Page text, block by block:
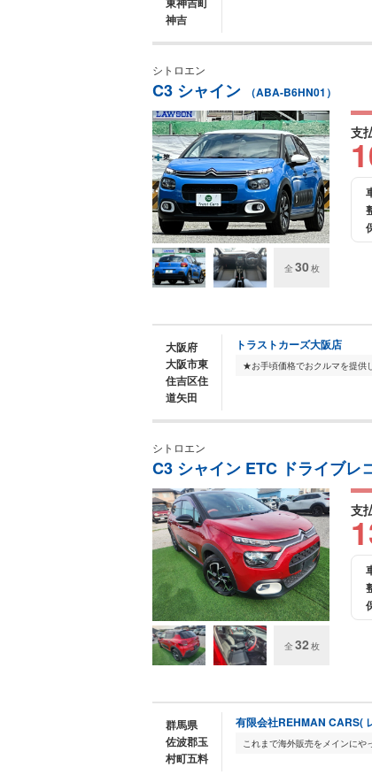
神吉
シトロエン
C3 シャイン （ABA-B6HN01）
全 30枚
支
大阪府
大阪市東
住吉区住
道矢田
トラストカーズ大阪店
シトロエン
C3 シャイン ETC ドライブレ
全 32 枚
支
群馬県
佐波郡玉
村町五料
有限会社REHMAN CARS(